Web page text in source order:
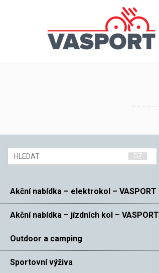
Akční nabídka – elektrokol – VASPORT
Akční nabídka – jízdních kol – VASPORT
Outdoor a camping
Sportovní výživa